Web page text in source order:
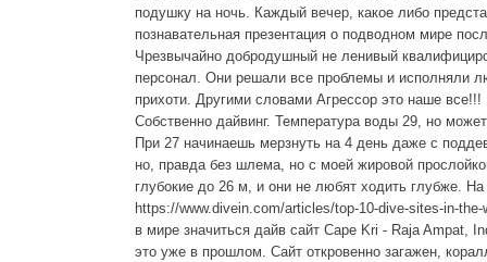
подушку на ночь. Каждый вечер, какое либо
познавательная презентация о подводном мире
Чрезвычайно добродушный не ленивый
персонал. Они решали все проблемы и исполняли
прихоти. Другими словами Агрессор это наше все!!!
Собственно дайвинг. Температура воды 29, но
При 27 начинаешь мерзнуть на 4 день даже с
но, правда без шлема, но с моей жировой
глубокие до 26 м, и они не любят ходить глубже. На
https://www.divein.com/articles/top-10-dive-sites-in-
в мире значиться дайв сайт Cape Kri - Raja Ampat,
это уже в прошлом. Сайт откровенно загажен,